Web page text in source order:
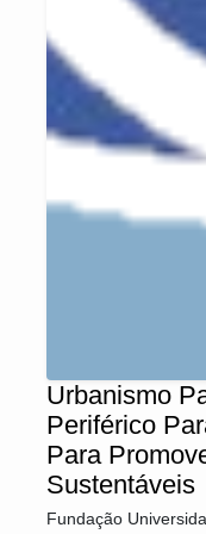
Urbanismo
Periférico
Para
Sustentáveis
Fundação